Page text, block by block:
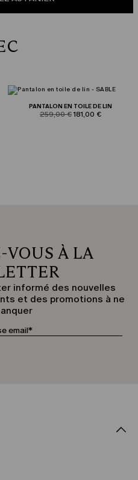
PANTALON EN TOILE DE LIN
product.price.original
259,00 €product.price.sale
181,00 €
VOUS À LA
informé des nouvelles
et des promotions à ne